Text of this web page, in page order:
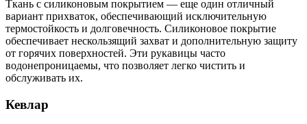
Ткань с силиконовым покрытием — еще один отличный
вариант прихваток, обеспечивающий исключительную
термостойкость и долговечность. Силиконовое покрытие
обеспечивает нескользящий захват и дополнительную защиту
от горячих поверхностей. Эти рукавицы часто
водонепроницаемы, что позволяет легко чистить и
обслуживать их.
Кевлар